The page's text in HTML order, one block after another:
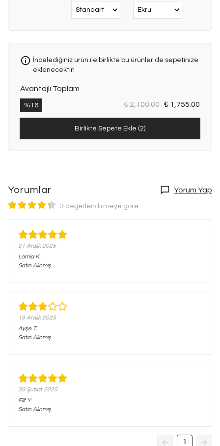
IŞIK
TON
FARKI
OLABİLMEKTEDİR.
ile
yıkayınız.
İncelediğiniz ürün ile birlikte bu ürünler de sepetinize
eklenecektir!
Avantajlı Toplam
% 16 ₺ 2,100.00 ₺ 1,755.00
Birlikte Sepete Ekle (2)
Yorumlar Yorum Yap
3 değerlendirmeye göre
21 Aralık 2025
Lamia K.
Satın Alınmış
19 Aralık 2025
Ayşe T.
Satın Alınmış
20 Şubat 2025
Elif Y.
Satın Alınmış
1